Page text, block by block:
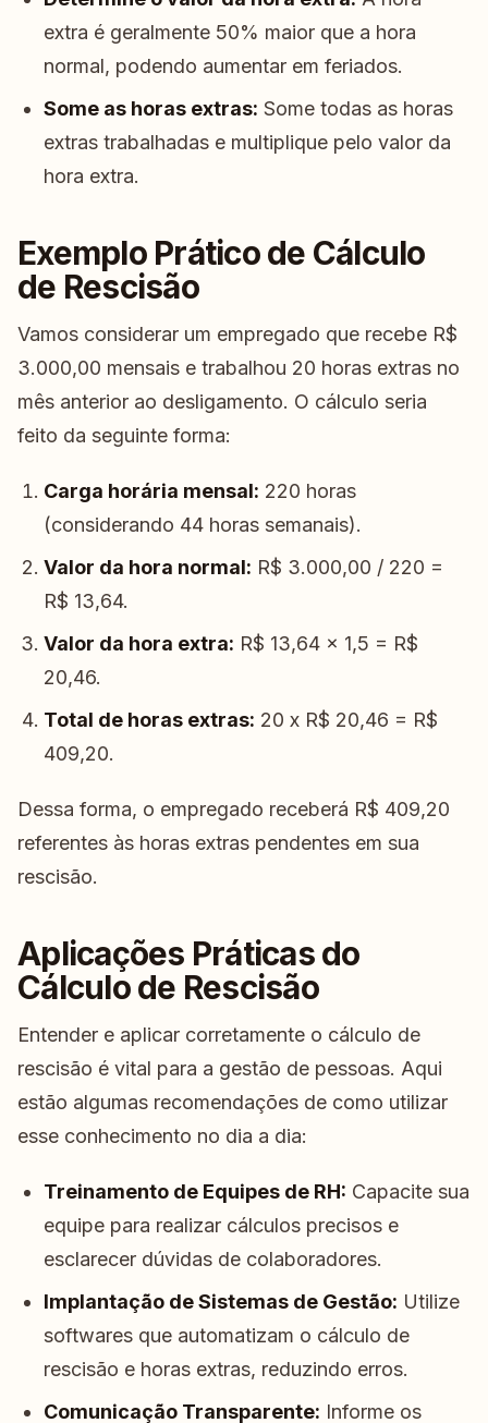
extra é geralmente 50% maior que a hora
normal, podendo aumentar em feriados.
Some as horas extras: Some todas as horas
extras trabalhadas e multiplique pelo valor da
hora extra.
Exemplo Prático de Cálculo
de Rescisão
Vamos considerar um empregado que recebe R$
3.000,00 mensais e trabalhou 20 horas extras no
mês anterior ao desligamento. O cálculo seria
feito da seguinte forma:
Carga horária mensal: 220 horas
(considerando 44 horas semanais).
Valor da hora normal: R$ 3.000,00 / 220 =
R$ 13,64.
Valor da hora extra: R$ 13,64 x 1,5 = R$
20,46.
Total de horas extras: 20 x R$ 20,46 = R$
409,20.
Dessa forma, o empregado receberá R$ 409,20
referentes às horas extras pendentes em sua
rescisão.
Aplicações Práticas do
Cálculo de Rescisão
Entender e aplicar corretamente o cálculo de
rescisão é vital para a gestão de pessoas. Aqui
estão algumas recomendações de como utilizar
esse conhecimento no dia a dia:
Treinamento de Equipes de RH: Capacite sua
equipe para realizar cálculos precisos e
esclarecer dúvidas de colaboradores.
Implantação de Sistemas de Gestão: Utilize
softwares que automatizam o cálculo de
rescisão e horas extras, reduzindo erros.
Comunicação Transparente: Informe os